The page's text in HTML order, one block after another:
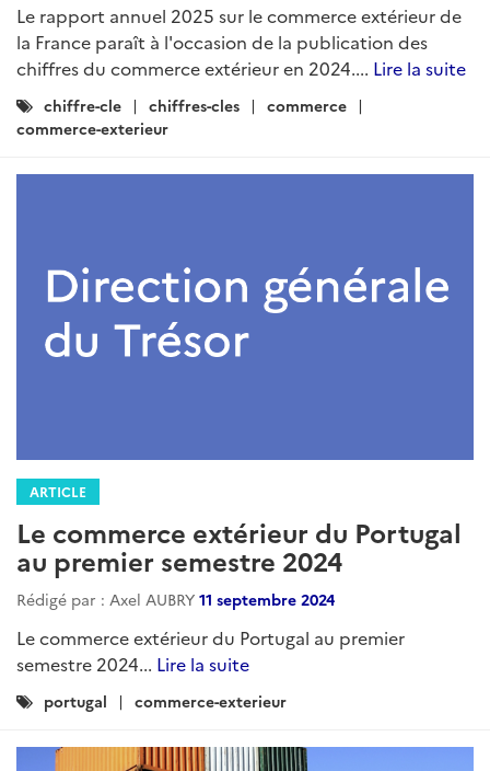
Le rapport annuel 2025 sur le commerce extérieur de
la France paraît à l'occasion de la publication des
chiffres du commerce extérieur en 2024.... Lire la suite
Catégories
:
chiffre-cle chiffres-cles
commerce
commerce-exterieur
ARTICLE
Le commerce extérieur du Portugal
au premier semestre 2024
Rédigé par : Axel AUBRY 11 septembre 2024
Le commerce extérieur du Portugal au premier
semestre 2024... Lire la suite
Catégories
portugal commerce-exterieur